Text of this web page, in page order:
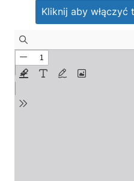
Kliknij aby włączyć